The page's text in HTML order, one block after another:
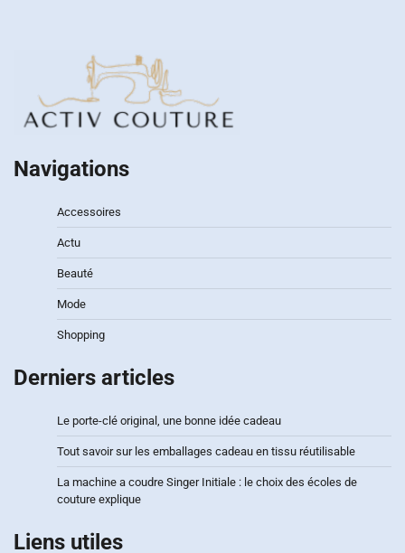
Navigations
Accessoires
Actu
Beauté
Mode
Shopping
Derniers articles
Le porte-clé original, une bonne idée cadeau
Tout savoir sur les emballages cadeau en tissu réutilisable
La machine a coudre Singer Initiale : le choix des écoles de
couture explique
Liens utiles